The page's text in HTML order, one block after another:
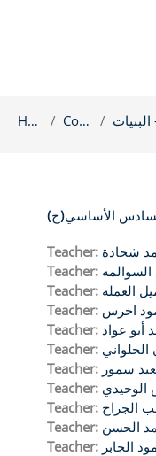
Home Courses
الأساسي(ج)
Teacher: شحادة
Teacher:
Teacher: العمله
Teacher: اخرس
Teacher: عواد
Teacher:
Teacher: سمور
Teacher: الوحيدي
Teacher: الجراح
Teacher: الحسن
Teacher: الجابر